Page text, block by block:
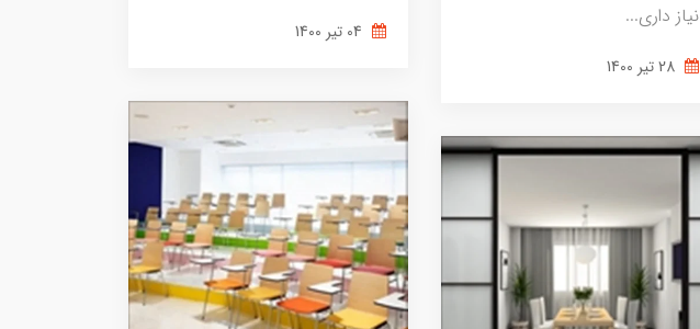
نیاز داری...